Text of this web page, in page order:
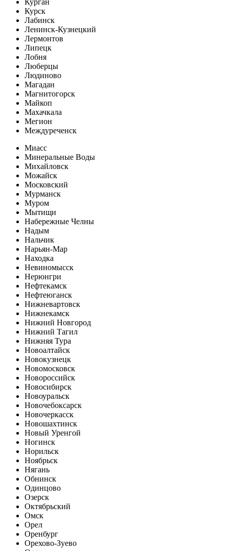
Курск
Лабинск
Ленинск-Кузнецкий
Лермонтов
Липецк
Лобня
Люберцы
Людиново
Магадан
Магнитогорск
Майкоп
Махачкала
Мегион
Междуреченск
Миасс
Минеральные Воды
Михайловск
Можайск
Московский
Мурманск
Муром
Мытищи
Набережные Челны
Надым
Нальчик
Нарьян-Мар
Находка
Невиномысск
Нерюнгри
Нефтекамск
Нефтеюганск
Нижневартовск
Нижнекамск
Нижний Новгород
Нижний Тагил
Нижняя Тура
Новоалтайск
Новокузнецк
Новомосковск
Новороссийск
Новосибирск
Новоуральск
Новочебоксарск
Новочеркасск
Новошахтинск
Новый Уренгой
Ногинск
Норильск
Ноябрьск
Нягань
Обнинск
Одинцово
Озерск
Октябрьский
Омск
Орел
Оренбург
Орехово-Зуево